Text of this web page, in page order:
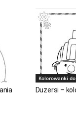
Kolorowanki
Duzersi –